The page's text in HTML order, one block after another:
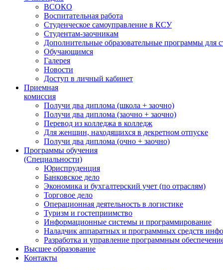
ВСОКО
Воспитательная работа
Студенческое самоуправление в КСУ
Студентам-заочникам
Дополнительные образовательные программы для
Обучающимся
Галерея
Новости
Доступ в личный кабинет
Приемная
комиссия
Получи два диплома (школа + заочно)
Получи два диплома (заочно + заочно)
Перевод из колледжа в колледж
Для женщин, находящихся в декретном отпуске
Получи два диплома (очно + заочно)
Программы обучения
(Специальности)
Юриспруденция
Банковское дело
Экономика и бухгалтерский учет (по отраслям)
Торговое дело
Операционная деятельность в логистике
Туризм и гостеприимство
Информационные системы и программирование
Наладчик аппаратных и программных средств
Разработка и управление программным
Высшее образование
Контакты